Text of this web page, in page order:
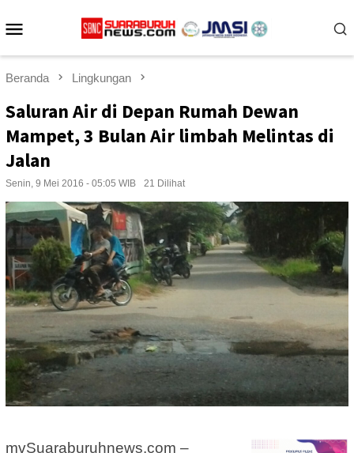
ke
Beranda Lingkungan
Saluran Air di Depan Rumah Dewan
Mampet, 3 Bulan Air limbah Melintas di
Jalan
Senin, 9 Mei 2016 - 05:05 WIB 21 Dilihat
mvSuaraburuhnews.com –